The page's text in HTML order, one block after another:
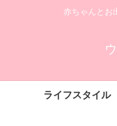
赤ちゃんとお
ライフスタイル